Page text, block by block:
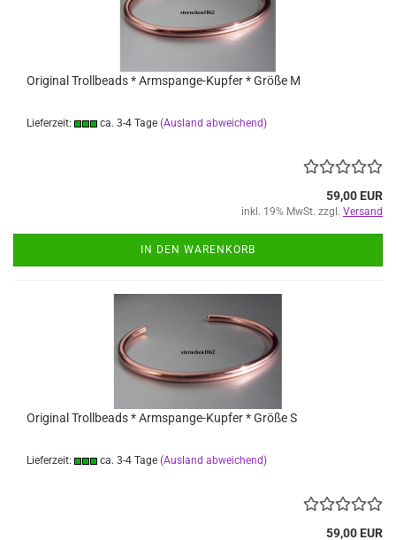
Original Trollbeads * Armspange-Kupfer * Größe M
Lieferzeit: ca. 3-4 Tage (Ausland abweichend)
59,00 EUR
inkl. 19% MwSt. zzgl. Versand
IN DEN WARENKORB
Original Trollbeads * Armspange-Kupfer * Größe S
Lieferzeit: ca. 3-4 Tage (Ausland abweichend)
59,00 EUR